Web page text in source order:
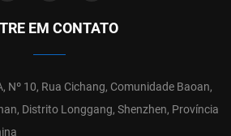
EM CONTATO
Nº 10, Rua Cichang, Comunidade Baoan,
Distrito Longgang, Shenzhen, Província